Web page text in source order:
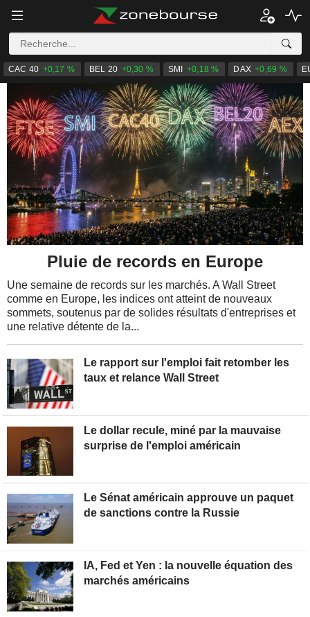
CAC 40 +0,17 % BEL 20 +0,30 % SMI +0,18 % DAX +0,69 %
Le rapport sur l'emploi fait retomber les
taux et relance Wall Street
Le dollar recule, miné par la mauvaise
surprise de l'emploi américain
Pluie de records en Europe
Une semaine de records sur les marchés. A Wall Street
comme en Europe, les indices ont atteint de nouveaux
sommets, soutenus par de solides résultats d'entreprises et
une relative détente de la...
Le Sénat américain approuve un paquet
de sanctions contre la Russie
IA, Fed et Yen : la nouvelle équation des
marchés américains